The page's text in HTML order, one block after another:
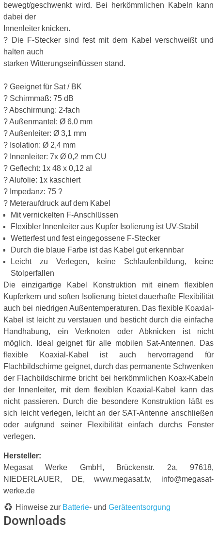
bewegt/geschwenkt wird. Bei herkömmlichen Kabeln kann
dabei der
Innenleiter knicken.
? Die F-Stecker sind fest mit dem Kabel verschweißt und
halten auch
starken Witterungseinflüssen stand.
? Geeignet für Sat / BK
? Schirmmaß: 75 dB
? Abschirmung: 2-fach
? Außenmantel: Ø 6,0 mm
? Außenleiter: Ø 3,1 mm
? Isolation: Ø 2,4 mm
? Innenleiter: 7x Ø 0,2 mm CU
? Geflecht: 1x 48 x 0,12 al
? Alufolie: 1x kaschiert
? Impedanz: 75 ?
? Meteraufdruck auf dem Kabel
Mit vernickelten F-Anschlüssen
Flexibler Innenleiter aus Kupfer Isolierung ist UV-Stabil
Wetterfest und fest eingegossene F-Stecker
Durch die blaue Farbe ist das Kabel gut erkennbar
Leicht zu Verlegen, keine Schlaufenbildung, keine
Stolperfallen
Die einzigartige Kabel Konstruktion mit einem flexiblen
Kupferkern und soften Isolierung bietet dauerhafte Flexibilität
auch bei niedrigen Außentemperaturen. Das flexible Koaxial-
Kabel ist leicht zu verstauen und besticht durch die einfache
Handhabung, ein Verknoten oder Abknicken ist nicht
möglich. Ideal geignet für alle mobilen Sat-Antennen. Das
flexible Koaxial-Kabel ist auch hervorragend für
Flachbildschirme geignet, durch das permanente Schwenken
der Flachbildschirme bricht bei herkömmlichen Koax-Kabeln
der Innenleiter, mit dem flexiblen Koaxial-Kabel kann das
nicht passieren. Durch die besondere Konstruktion läßt es
sich leicht verlegen, leicht an der SAT-Antenne anschließen
oder aufgrund seiner Flexibilität einfach durchs Fenster
verlegen.
Hersteller:
Megasat Werke GmbH, Brückenstr. 2a, 97618,
NIEDERLAUER, DE, www.megasat.tv, info@megasat-
werke.de
Hinweise zur Batterie- und Geräteentsorgung
Downloads